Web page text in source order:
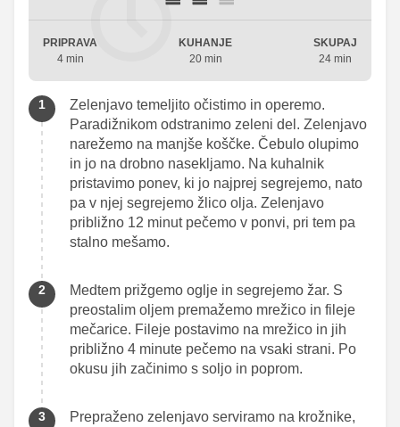
PRIPRAVA
4 min
KUHANJE
20 min
SKUPAJ
24 min
Zelenjavo temeljito očistimo in operemo.
Paradižnikom odstranimo zeleni del. Zelenjavo
narežemo na manjše koščke. Čebulo olupimo
in jo na drobno nasekljamo. Na kuhalnik
pristavimo ponev, ki jo najprej segrejemo, nato
pa v njej segrejemo žlico olja. Zelenjavo
približno 12 minut pečemo v ponvi, pri tem pa
stalno mešamo.
Medtem prižgemo oglje in segrejemo žar. S
preostalim oljem premažemo mrežico in fileje
mečarice. Fileje postavimo na mrežico in jih
približno 4 minute pečemo na vsaki strani. Po
okusu jih začinimo s soljo in poprom.
Prepraženo zelenjavo serviramo na krožnike,